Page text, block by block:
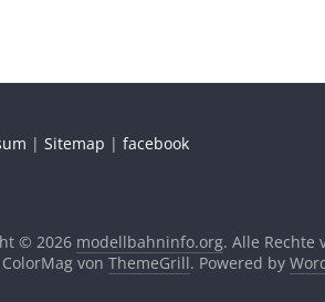
| Sitemap | facebook
© 2026 modellbahninfo.org. Alle Rechte
von ThemeGrill. Powered by